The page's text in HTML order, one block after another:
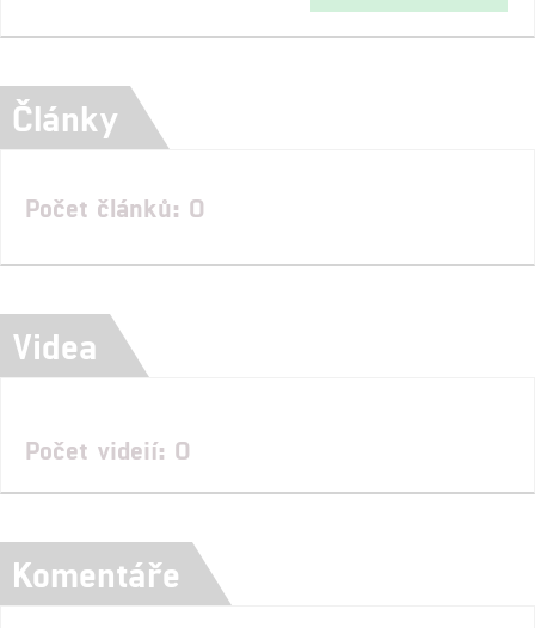
Články
Počet článků: 0
Videa
Počet videií: 0
Komentáře